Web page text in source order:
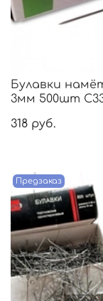
Булавки
3мм 500шт
318 руб.
Предзаказ